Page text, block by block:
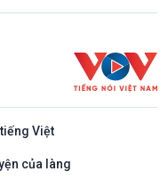
tiếng Việt
của làng